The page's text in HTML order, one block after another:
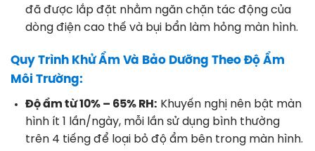
đã được lắp đặt nhằm ngăn chặn tác động của
dòng điện cao thế và bụi bẩn làm hỏng màn hình.
Quy Trình Khử Ẩm Và Bảo Dưỡng Theo Độ Ẩm
Môi Trường:
Độ ẩm từ 10% – 65% RH: Khuyến nghị nên bật màn
hình ít 1 lần/ngày, mỗi lần sử dụng bình thường
trên 4 tiếng để loại bỏ độ ẩm bên trong màn hình.